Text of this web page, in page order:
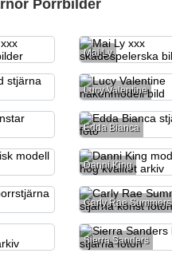
Porrbilder
Mai Ly
Lucy Valentine
Edda Bianca
Danni King
Carly Rae Summers
Sierra Sanders